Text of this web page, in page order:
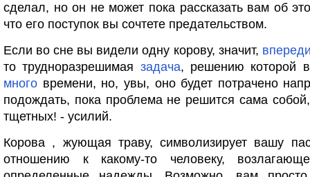
сделал, но он не может пока рассказать вам об
что его поступок вы сочтете предательством.
Если во сне вы видели одну корову, значит,
то трудноразрешимая задача, решению которой
много времени, но, увы, оно будет потрачено
подождать, пока проблема не решится сама
тщетных! - усилий.
Корова , жующая траву, символизирует вашу
отношению к какому-то человеку,